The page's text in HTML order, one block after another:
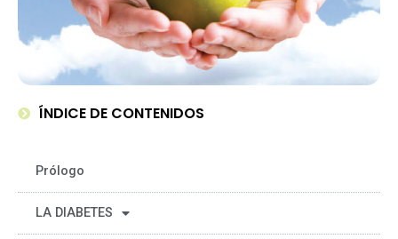
ÍNDICE DE CONTENIDOS
Prólogo
LA DIABETES